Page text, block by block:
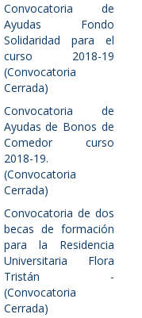
Convocatoria de
Ayudas Fondo
Solidaridad para el
curso 2018-19
(Convocatoria
Cerrada)
Convocatoria de
Ayudas de Bonos de
Comedor curso
2018-19.
(Convocatoria
Cerrada)
Convocatoria de dos
becas de formación
para la Residencia
Universitaria Flora
Tristán -
(Convocatoria
Cerrada)